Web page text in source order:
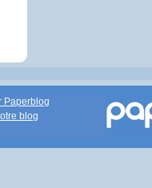
Paperblog
blog